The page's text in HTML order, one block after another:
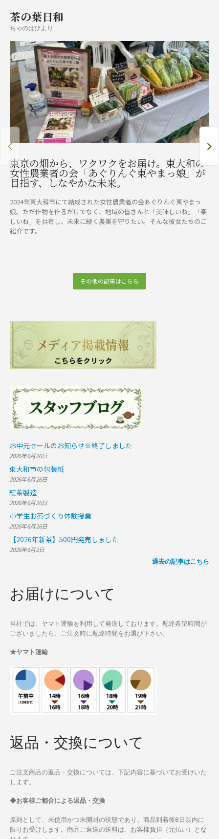
茶の葉日和
ちゃのはびより
東京の畑から、ワクワクをお届け。東大和の
女性農業者の会「あぐりんぐ東やまっ娘」が
目指す、しなやかな未来。
2024年東大和市にて結成された女性農業者の会あぐりんぐ東やまっ
娘。ただ作物を作るだけでなく、地域の皆さんと「美味しいね」「楽
しいね」を共有し、未来に続く農業を守りたい。そんな彼女たちのご
紹介です。
その他の記事はこちら
お中元セールのお知らせ※終了しました
2026年6月26日
東大和市の包装紙
2026年6月26日
紅茶製造
2026年6月26日
小学生お茶づくり体験授業
2026年6月26日
【2026年新茶】500円発売しました
2026年6月2日
過去の記事はこちら
お届けについて
当社では、ヤマト運輸を利用して発送しております。配達希望時間が
ございましたら、ご注文時に配達時間をお選び下さい。
★ヤマト運輸
返品・交換について
ご注文商品の返品・交換については、下記内容に基づいてお受けいた
します。
◆お客様ご都合による返品・交換
原則として、未使用かつ未開封の状態であり、商品到着後8日以内に
限りお受けします。商品ご返送の送料は、お客様負担（元払い）とな